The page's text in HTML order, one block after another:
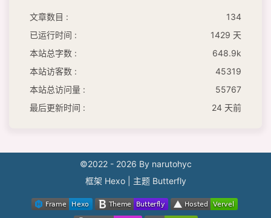
文章数目 :
134
已运行时间 :
1429 天
本站总字数 :
648.9k
本站访客数 :
45319
本站总访问量 :
55767
最后更新时间 :
24 天前
©2022 - 2026 By narutohyc
框架 Hexo 主题 Butterfly